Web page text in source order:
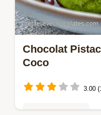
Chocolat
Coco
3.00